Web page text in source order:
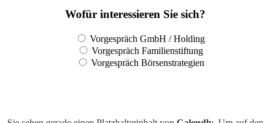
Wofür interessieren Sie sich?
Vorgespräch GmbH / Holding
Vorgespräch Familienstiftung
Vorgespräch Börsenstrategien